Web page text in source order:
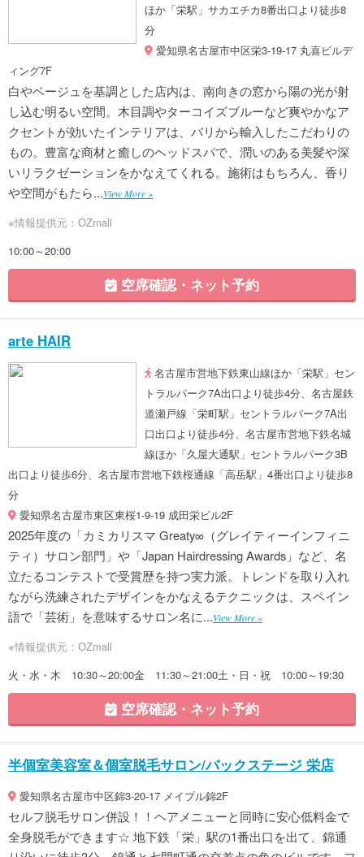
ほか「栄駅」サカエチカ8番出口より徒歩8
分
愛知県名古屋市中区栄3-19-17 丸喜ビルデ
ィング7F
白やベージュを基調とした店内は、南向きの窓から陽の光が射
し込む明るい空間。木目調やターコイズブルーなど爽やかなア
クセントが効いたインテリアは、バリから輸入したこだわりの
もの。豊富な商材と癒しのヘッドスパで、潤いのある美髪や深
いリラクゼーションをかなえてくれる。施術はもちろん、香り
や空間がもたら...View More »
※情報提供元：OZmall
10:00～20:00
空席確認・ネット予約
arte HAIR
名古屋市営地下鉄東山線ほか「栄駅」セン
トラルパーク7A出口より徒歩4分、名古屋鉄
道瀬戸線「栄町駅」セントラルパーク7A出
口出口より徒歩4分、名古屋市営地下鉄名城
線ほか「久屋大通駅」セントラルパーク3B
出口より徒歩6分、名古屋市営地下鉄桜通線「高岳駅」4番出口より徒歩8
分
愛知県名古屋市東区東桜1-9-19 成田栄ビル2F
2025年度の「カミカリスマ Greaty∞（グレイティーインフィニ
ティ）サロン部門」や「Japan Hairdressing Awards」など、名
立たるコンテストで受賞歴を持つ実力派。トレンドを取り入れ
ながら洗練されたデザインをかなえるテクニックは、スペイン
語で「芸術」を意味するサロン名に...View More »
※情報提供元：OZmall
火・水・木 10:30～20:00金 11:30～21:00土・日・祝 10:00～19:30
空席確認・ネット予約
半個室美容室＆個室脱毛サロン/バックステージ 栄店
愛知県名古屋市中区錦3-20-17 メイプル錦2F
セルフ脱毛サロン併設！！ヘアメニューと同時に安心低料金で
全身脱毛ができます☆ 地下鉄「栄」駅の1番出口を出て、錦通